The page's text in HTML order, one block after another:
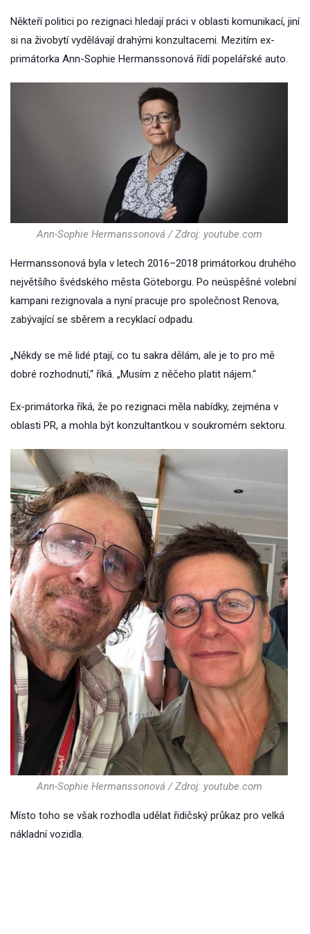
Někteří politici po rezignaci hledají práci v oblasti komunikací, jiní
si na živobytí vydělávají drahými konzultacemi. Mezitím ex-
primátorka Ann-Sophie Hermanssonová řídí popelářské auto.
Ann-Sophie Hermanssonová / Zdroj: youtube.com
Hermanssonová byla v letech 2016–2018 primátorkou druhého
největšího švédského města Göteborgu. Po neúspěšné volební
kampani rezignovala a nyní pracuje pro společnost Renova,
zabývající se sběrem a recyklací odpadu.
„Někdy se mě lidé ptají, co tu sakra dělám, ale je to pro mě
dobré rozhodnutí,“ říká. „Musím z něčeho platit nájem.“
Ex-primátorka říká, že po rezignaci měla nabídky, zejména v
oblasti PR, a mohla být konzultantkou v soukromém sektoru.
Ann-Sophie Hermanssonová / Zdroj: youtube.com
Místo toho se však rozhodla udělat řidičský průkaz pro velká
nákladní vozidla.